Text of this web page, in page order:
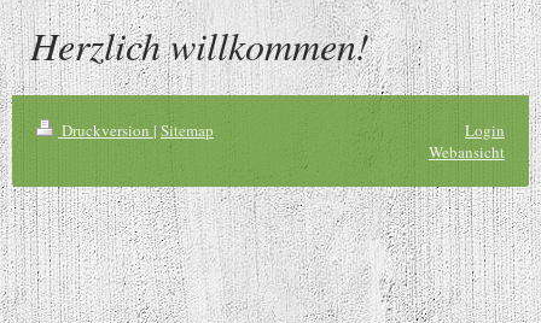
Herzlich willkommen!
Druckversion| Sitemap
Login
Webansicht